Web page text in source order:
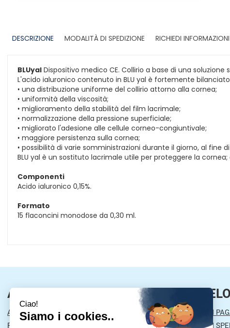
DESCRIZIONE
MODALITÀ DI SPEDIZIONE RICHIEDI INFORMAZIONI
BLUyal Dispositivo medico CE. Collirio a base di una
L'acido ialuronico contenuto in BLU yal è fortemente
• una distribuzione uniforme del collirio attorno alla cornea;
• uniformità della viscosità;
• miglioramento della stabilità del film lacrimale;
• normalizzazione della pressione superficiale;
• migliorato l'adesione alle cellule corneo-congiuntivale;
• maggiore persistenza sulla cornea;
• possibilità di varie somministrazioni durante il giorno, al fine
BLU yal è un sostituto lacrimale utile per proteggere la
Componenti
Acido ialuronico 0,15%.
Formato
15 flaconcini monodose da 0,30 ml.
AREA UTENTE
ACCEDI
REGISTRATI
LINK
MODALITÀ DI
MODALITÀ DI